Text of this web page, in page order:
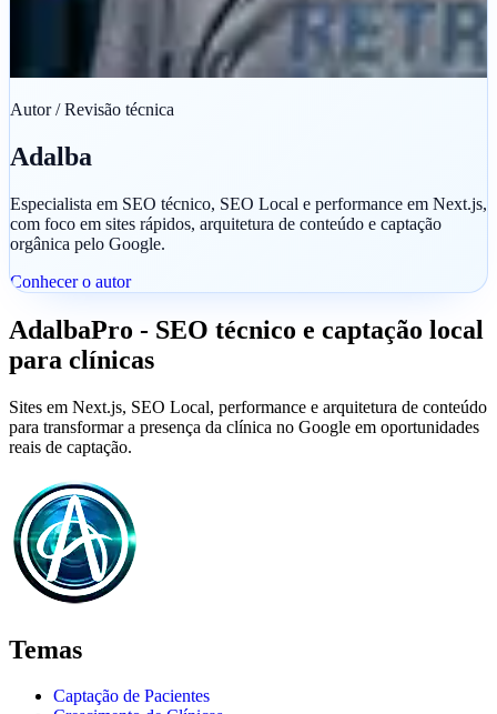
Autor / Revisão técnica
Adalba
Especialista em SEO técnico, SEO Local e performance em Next.js,
com foco em sites rápidos, arquitetura de conteúdo e captação
orgânica pelo Google.
Conhecer o autor
AdalbaPro - SEO técnico e captação local
para clínicas
Sites em Next.js, SEO Local, performance e arquitetura de conteúdo
para transformar a presença da clínica no Google em oportunidades
reais de captação.
Temas
Captação de Pacientes